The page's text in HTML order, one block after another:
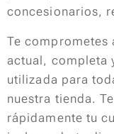
concesionarios,
Te
actual, completa
utilizada para
nuestra tienda.
rápidamente tu